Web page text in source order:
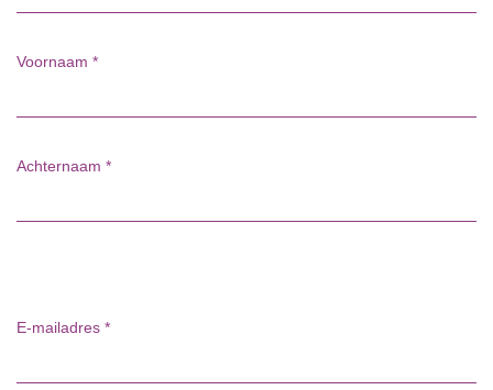
Voornaam *
Achternaam *
E-mailadres *